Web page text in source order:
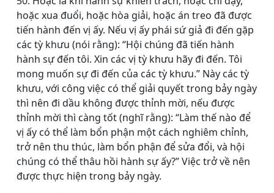
hoặc xua đuổi, hoặc hòa giải, hoặc án treo đã được
tiến hành đến vị ấy. Nếu vị ấy phái sứ giả đi đến gặp
các tỳ khưu (nói rằng): “Hội chúng đã tiến hành
hành sự đến tôi. Xin các vị tỳ khưu hãy đi đến. Tôi
mong muốn sự đi đến của các tỳ khưu.” Này các tỳ
khưu, với công việc có thể giải quyết trong bảy ngày
thì nên đi dầu không được thỉnh mời, nếu được
thỉnh mời thì càng tốt (nghĩ rằng): “Làm thế nào để
vị ấy có thể làm bổn phận một cách nghiêm chỉnh,
trở nên thu thúc, làm bổn phận để sửa đổi, và hội
chúng có thể thâu hồi hành sự ấy?” Việc trở về nên
được thực hiện trong bảy ngày.